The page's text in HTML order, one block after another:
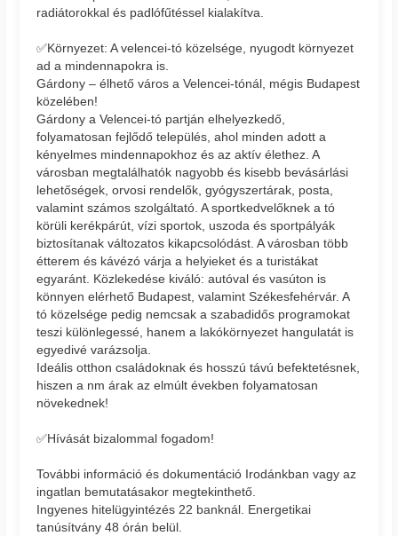
radiátorokkal és padlófűtéssel kialakítva.
✅Környezet: A velencei-tó közelsége, nyugodt környezet
ad a mindennapokra is.
Gárdony – élhető város a Velencei-tónál, mégis Budapest
közelében!
Gárdony a Velencei-tó partján elhelyezkedő,
folyamatosan fejlődő település, ahol minden adott a
kényelmes mindennapokhoz és az aktív élethez. A
városban megtalálhatók nagyobb és kisebb bevásárlási
lehetőségek, orvosi rendelők, gyógyszertárak, posta,
valamint számos szolgáltató. A sportkedvelőknek a tó
körüli kerékpárút, vízi sportok, uszoda és sportpályák
biztosítanak változatos kikapcsolódást. A városban több
étterem és kávézó várja a helyieket és a turistákat
egyaránt. Közlekedése kiváló: autóval és vasúton is
könnyen elérhető Budapest, valamint Székesfehérvár. A
tó közelsége pedig nemcsak a szabadidős programokat
teszi különlegessé, hanem a lakókörnyezet hangulatát is
egyedivé varázsolja.
Ideális otthon családoknak és hosszú távú befektetésnek,
hiszen a nm árak az elmúlt években folyamatosan
növekednek!
✅Hívását bizalommal fogadom!
További információ és dokumentáció Irodánkban vagy az
ingatlan bemutatásakor megtekinthető.
Ingyenes hitelügyintézés 22 banknál. Energetikai
tanúsítvány 48 órán belül.